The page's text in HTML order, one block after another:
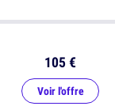
105 €
Voir l'offre